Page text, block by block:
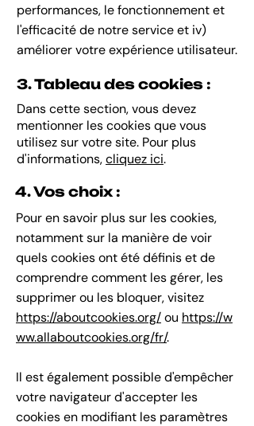
performances, le fonctionnement et
l'efficacité de notre service et iv)
améliorer votre expérience utilisateur.
3. Tableau des cookies :
Dans cette section, vous devez
mentionner les cookies que vous
utilisez sur votre site. Pour plus
d'informations,cliquez ici.
4. Vos choix :
Pour en savoir plus sur les cookies,
notamment sur la manière de voir
quels cookies ont été définis et de
comprendre comment les gérer, les
supprimer ou les bloquer, visitez
https://aboutcookies.org/ou https://w
ww.allaboutcookies.org/fr/.
Il est également possible d'empêcher
votre navigateur d'accepter les
cookies en modifiant les paramètres